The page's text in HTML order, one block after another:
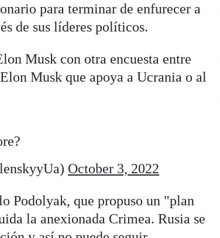
para terminar de enfurecer a
de sus líderes políticos.
Musk con otra encuesta entre
Musk que apoya a Ucrania o al
October 3, 2022
Podolyak, que propuso un "plan
la anexionada Crimea. Rusia se